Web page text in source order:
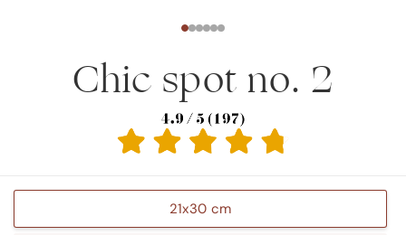
Chic spot no. 2
21x30 cm